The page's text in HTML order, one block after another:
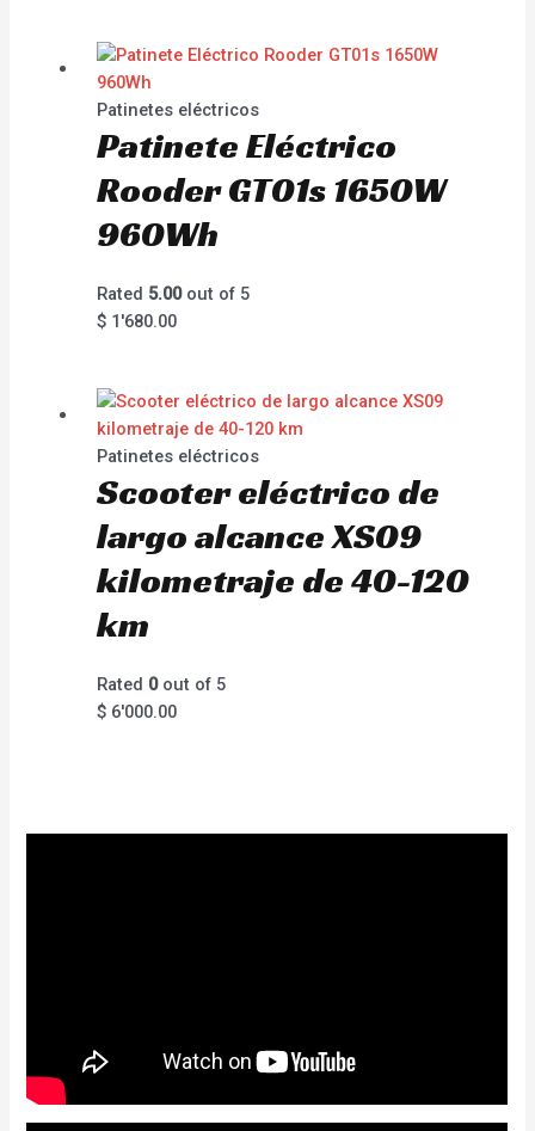
Patinetes eléctricos
Patinete Eléctrico
Rooder GT01s 1650W
960Wh
Rated 5.00out of 5
$1'680.00
Patinetes eléctricos
Scooter eléctrico de
largo alcance XS09
kilometraje de 40-120
km
Rated 0out of 5
$6'000.00